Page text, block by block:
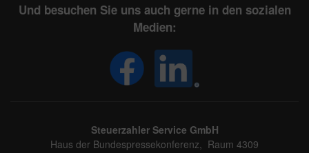
Und besuchen Sie uns auch gerne in den sozialen
Medien:
Steuerzahler Service GmbH
Haus der Bundespressekonferenz, Raum 4309